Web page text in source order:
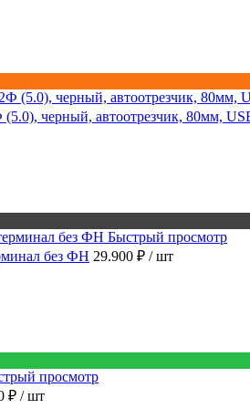
черный, автоотрезчик, 80мм,
Быстрый просмотр
без ФН 29.900 ₽ / шт
просмотр
₽ / шт